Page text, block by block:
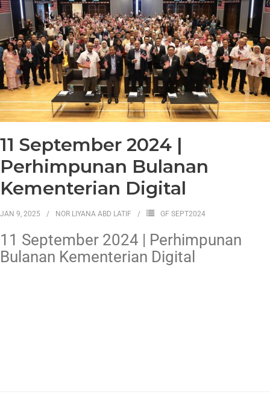
11 September 2024 |
Perhimpunan Bulanan
Kementerian Digital
JAN 9, 2025 NOR LIYANA ABD LATIF GF SEPT2024
11 September 2024 | Perhimpunan
Bulanan Kementerian Digital